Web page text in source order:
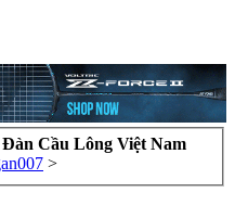
Cầu Lông Việt Nam
>